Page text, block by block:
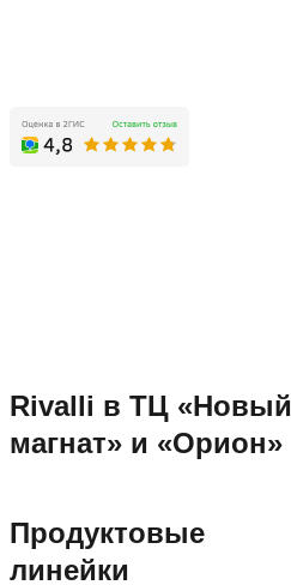
Продуктовые
линейки
Rivalli в ТЦ «Новый
магнат» и «Орион»